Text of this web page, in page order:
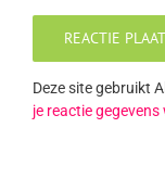
Deze site gebruikt
je reactie